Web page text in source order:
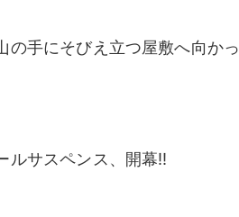
の手にそびえ立つ屋敷へ向かっ
ルサスペンス、開幕!!